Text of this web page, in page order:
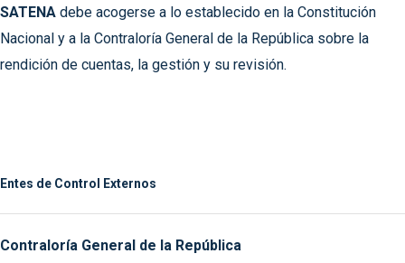
SATENA debe acogerse a lo establecido en la Constitución
Nacional y a la Contraloría General de la República sobre la
rendición de cuentas, la gestión y su revisión.
Entes de Control Externos
Contraloría General de la República